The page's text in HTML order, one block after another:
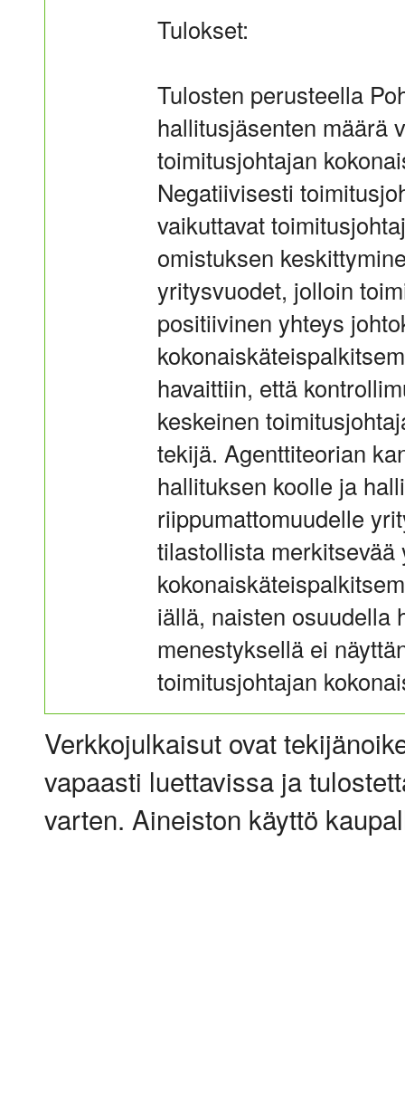
Tulokset:
Tulosten perusteella
hallitusjäsenten määrä
toimitusjohtajan
Negatiivisesti
vaikuttavat
omistuksen
yritysvuodet, jolloin
positiivinen yhteys
havaittiin, että
keskeinen
tekijä. Agenttiteorian
hallituksen koolle ja
riippumattomuudelle
tilastollista
iällä, naisten osuudella
menestyksellä ei
toimitusjohtajan
Verkkojulkaisut ovat
vapaasti luettavissa ja
varten. Aineiston käyttö